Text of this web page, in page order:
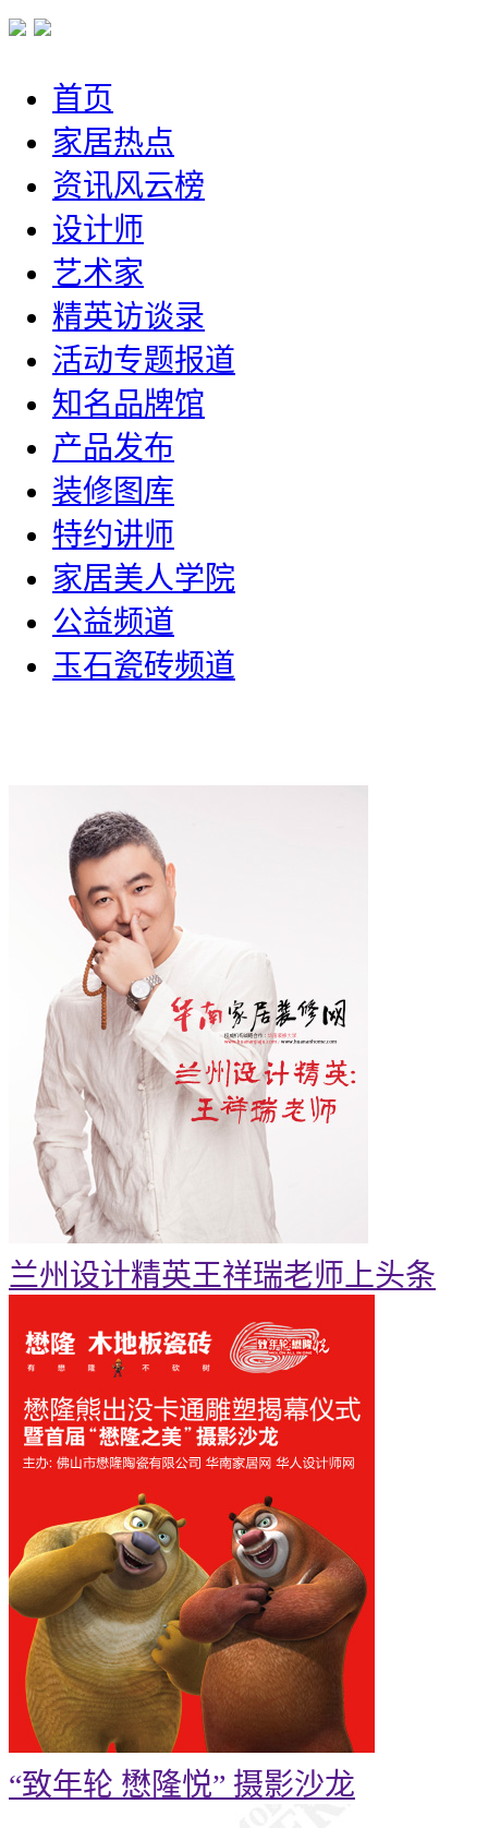
首页
家居热点
资讯风云榜
设计师
艺术家
精英访谈录
活动专题报道
知名品牌馆
产品发布
装修图库
特约讲师
家居美人学院
公益频道
玉石瓷砖频道
兰州设计精英王祥瑞老师上头条
“致年轮 懋隆悦” 摄影沙龙